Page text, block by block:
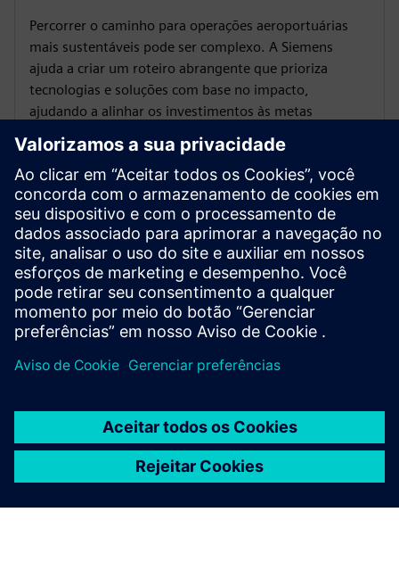
Percorrer o caminho para operações aeroportuárias
mais sustentáveis pode ser complexo. A Siemens
ajuda a criar um roteiro abrangente que prioriza
tecnologias e soluções com base no impacto,
ajudando a alinhar os investimentos às metas
operacionais.
Comece sua jornada
Com as soluções aeroportuárias inteligentes da Siemens,
você está investindo em um futuro eficiente e resiliente
para o seu aeroporto. Entre em contato conosco para